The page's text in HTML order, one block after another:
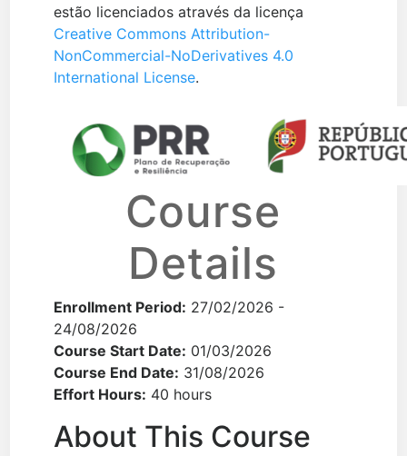
estão licenciados através da licença
Creative Commons Attribution-
NonCommercial-NoDerivatives 4.0
International License.
Course
Details
Enrollment Period: 27/02/2026 -
24/08/2026
Course Start Date: 01/03/2026
Course End Date: 31/08/2026
Effort Hours: 40 hours
About This Course